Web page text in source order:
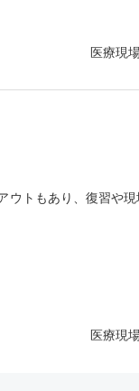
医療現
ウトもあり、復習や
医療現